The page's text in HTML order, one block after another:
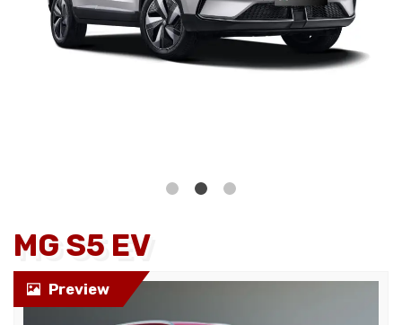
MG S5 EV
Preview